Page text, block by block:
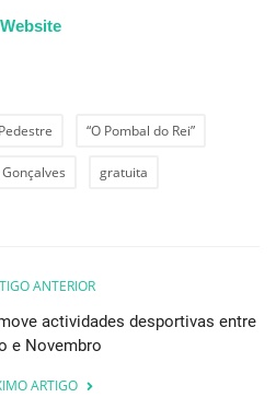
Website
“O Pombal do Rei”
gratuita
ANTERIOR
actividades desportivas entre
e Novembro
ARTIGO